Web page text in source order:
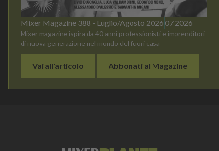
Mixer Magazine 388 - Luglio/Agosto 2026 07 2026
Mixer magazine ispira da 40 anni professionisti e imprenditori
di nuova generazione nel mondo del fuori casa
Vai all'articolo Abbonati al Magazine